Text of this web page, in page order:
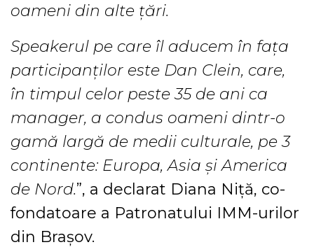
oameni din alte țări.
Speakerul pe care îl aducem în fața
participanților este Dan Clein, care,
în timpul celor peste 35 de ani ca
manager, a condus oameni dintr-o
gamă largă de medii culturale, pe 3
continente: Europa, Asia și America
de Nord.”, a declarat Diana Niță, co-
fondatoare a Patronatului IMM-urilor
din Brașov.